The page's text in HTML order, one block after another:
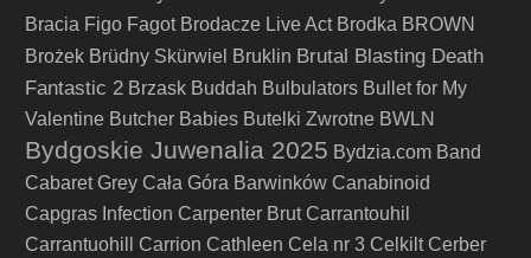
Bracia Figo Fagot Brodacze Live Act Brodka BROWN
Brożek Brüdny Skürwiel Bruklin Brutal Blasting Death
Fantastic 2 Brzask Buddah Bulbulators Bullet for My
Valentine Butcher Babies Butelki Zwrotne BWLN
Bydgoskie Juwenalia 2025 Bydzia.com Band
Cabaret Grey Cała Góra Barwinków Canabinoid
Capgras Infection Carpenter Brut Carrantouhil
Carrantuohill
Carrion Cathleen Cela nr 3 Celkilt Cerber